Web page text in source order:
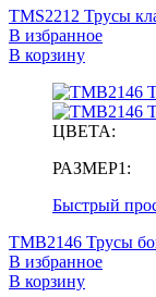
TMS2212 Трусы
В избранное
В корзину
ЦВЕТА:
РАЗМЕР1:
Быстрый
TMB2146 Трусы
В избранное
В корзину